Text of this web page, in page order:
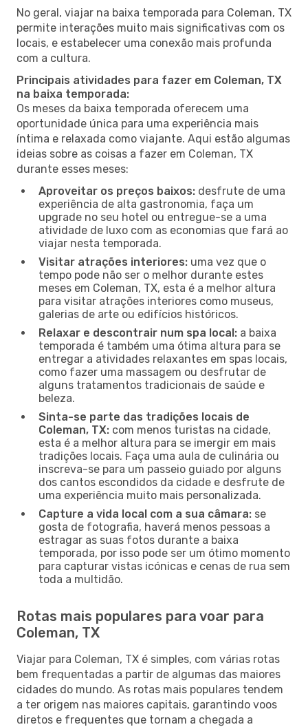
No geral, viajar na baixa temporada para Coleman, TX
permite interações muito mais significativas com os
locais, e estabelecer uma conexão mais profunda
com a cultura.
Principais atividades para fazer em Coleman, TX
na baixa temporada:
Os meses da baixa temporada oferecem uma
oportunidade única para uma experiência mais
íntima e relaxada como viajante. Aqui estão algumas
ideias sobre as coisas a fazer em Coleman, TX
durante esses meses:
Aproveitar os preços baixos: desfrute de uma
experiência de alta gastronomia, faça um
upgrade no seu hotel ou entregue-se a uma
atividade de luxo com as economias que fará ao
viajar nesta temporada.
Visitar atrações interiores: uma vez que o
tempo pode não ser o melhor durante estes
meses em Coleman, TX, esta é a melhor altura
para visitar atrações interiores como museus,
galerias de arte ou edifícios históricos.
Relaxar e descontrair num spa local: a baixa
temporada é também uma ótima altura para se
entregar a atividades relaxantes em spas locais,
como fazer uma massagem ou desfrutar de
alguns tratamentos tradicionais de saúde e
beleza.
Sinta-se parte das tradições locais de
Coleman, TX: com menos turistas na cidade,
esta é a melhor altura para se imergir em mais
tradições locais. Faça uma aula de culinária ou
inscreva-se para um passeio guiado por alguns
dos cantos escondidos da cidade e desfrute de
uma experiência muito mais personalizada.
Capture a vida local com a sua câmara: se
gosta de fotografia, haverá menos pessoas a
estragar as suas fotos durante a baixa
temporada, por isso pode ser um ótimo momento
para capturar vistas icónicas e cenas de rua sem
toda a multidão.
Rotas mais populares para voar para
Coleman, TX
Viajar para Coleman, TX é simples, com várias rotas
bem frequentadas a partir de algumas das maiores
cidades do mundo. As rotas mais populares tendem
a ter origem nas maiores capitais, garantindo voos
diretos e frequentes que tornam a chegada a